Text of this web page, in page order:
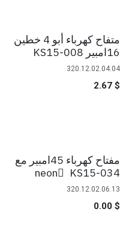
متفاح كهرباء أبو 4 خطين
16امبير KS15-008
320.12.02.04.04
$
2.67
مفتاح كهرباء 45امبير مع
neon ّ KS15-034
320.12.02.06.13
$
0.00